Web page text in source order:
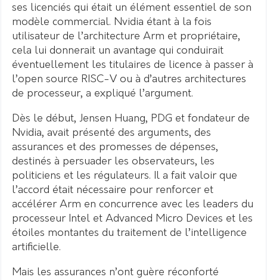
ses licenciés qui était un élément essentiel de son
modèle commercial. Nvidia étant à la fois
utilisateur de l’architecture Arm et propriétaire,
cela lui donnerait un avantage qui conduirait
éventuellement les titulaires de licence à passer à
l’open source RISC-V ou à d’autres architectures
de processeur, a expliqué l’argument.
Dès le début, Jensen Huang, PDG et fondateur de
Nvidia, avait présenté des arguments, des
assurances et des promesses de dépenses,
destinés à persuader les observateurs, les
politiciens et les régulateurs. Il a fait valoir que
l’accord était nécessaire pour renforcer et
accélérer Arm en concurrence avec les leaders du
processeur Intel et Advanced Micro Devices et les
étoiles montantes du traitement de l’intelligence
artificielle.
Mais les assurances n’ont guère réconforté